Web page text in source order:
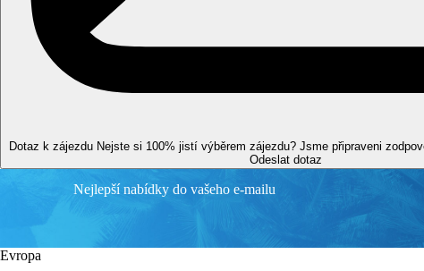
4 km
Centrum města
1,4 km
Lehátka a slunečníky na pláži zdarma
Plážová dovolená
Dotaz k zájezdu Nejste si 100% jistí výběrem zájezdu? Jsme připraveni
Odeslat dotaz
Nejlepší nabídky do vašeho e-mailu
Evropa